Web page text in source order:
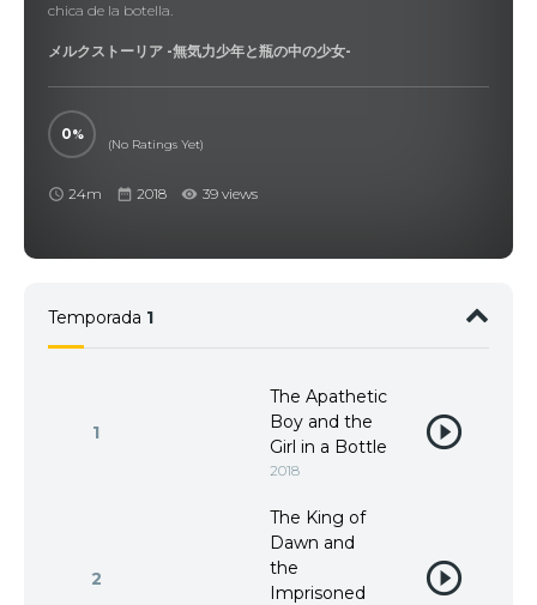
chica de la botella.
メルクストーリア -無気力少年と瓶の中の少女-
0
(No Ratings Yet)
24m 2018 39 views
Temporada 1
1
The Apathetic
Boy and the
Girl in a Bottle
2018
2
The King of
Dawn and
the
Imprisoned